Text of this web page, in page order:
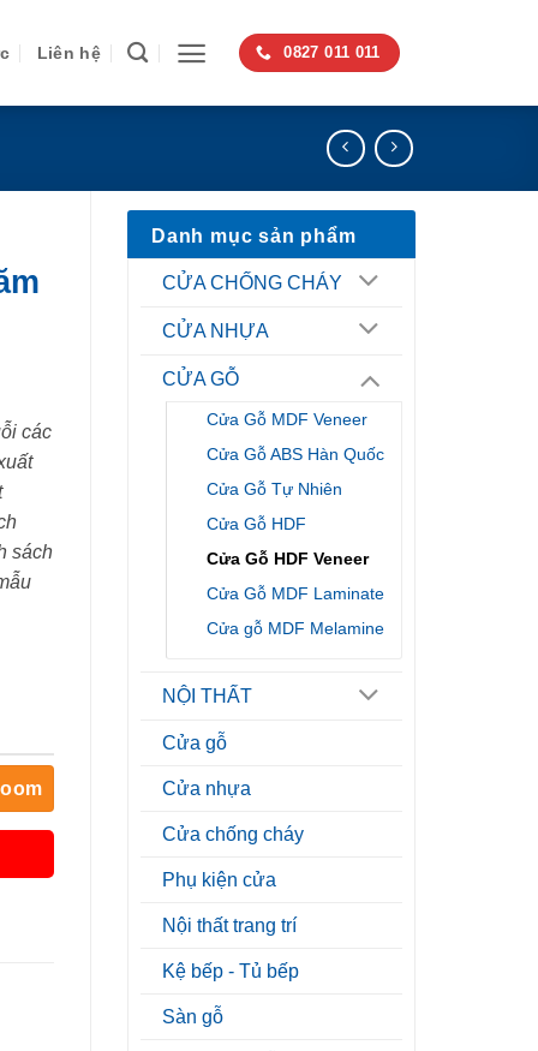
Liên hệ 0827 011 011
Danh mục sản phẩm
CỬA CHỐNG CHÁY
CỬA NHỰA
CỬA GỖ
Cửa Gỗ MDF Veneer
Cửa Gỗ ABS Hàn Quốc
Cửa Gỗ Tự Nhiên
Cửa Gỗ HDF
Cửa Gỗ HDF Veneer
Cửa Gỗ MDF Laminate
Cửa gỗ MDF Melamine
NỘI THẤT
Cửa gỗ
Cửa nhựa
Cửa chống cháy
Phụ kiện cửa
Nội thất trang trí
Kệ bếp - Tủ bếp
Sàn gỗ
các
sách